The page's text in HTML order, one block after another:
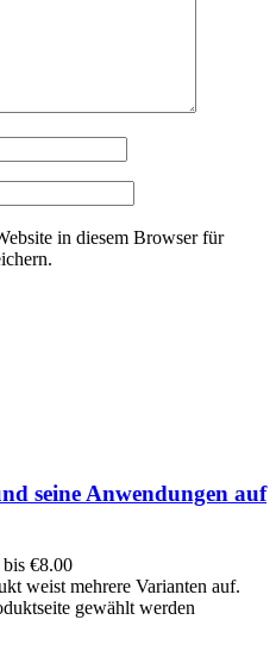
in diesem Browser für
seine Anwendungen auf
bis €8.00
weist mehrere Varianten auf.
gewählt werden